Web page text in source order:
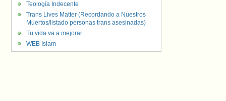
Teología Indecente
Trans Lives Matter (Recordando a Nuestros
Muertos/listado personas trans asesinadas)
Tu vida va a mejorar
WEB Islam